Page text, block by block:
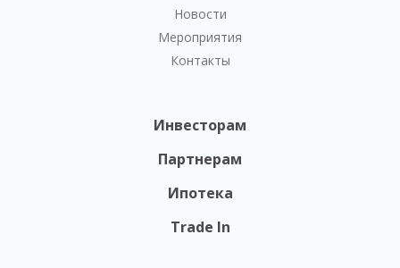
Новости
Мероприятия
Контакты
Инвесторам
Партнерам
Ипотека
Trade In